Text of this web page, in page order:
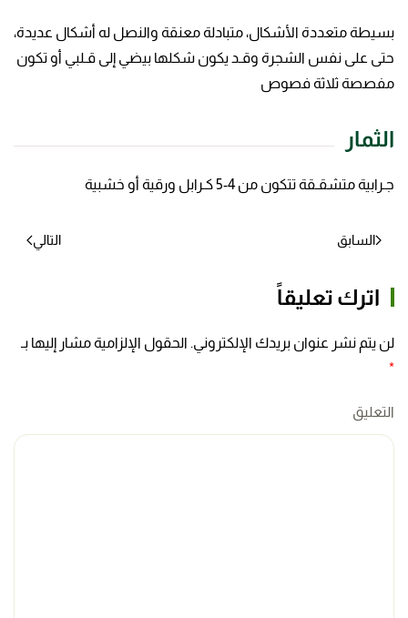
بسيطة متعددة الأشكال، متبادلة معنقة والنصل له أشكال عديدة،
حتى على نفس الشجرة وقـد يكون شكلها بيضي إلى قـلبي أو تكون
مفصصة ثلاثة فصوص
الثمار
جـرابية متشقـقة تتكون من 4-5 كـرابل ورقية أو خشبية
السابق التالي
اترك تعليقاً
لن يتم نشر عنوان بريدك الإلكتروني. الحقول الإلزامية مشار إليها بـ
*
التعليق